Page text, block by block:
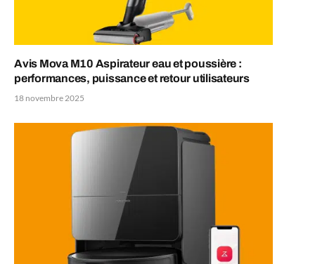
Avis Mova M10 Aspirateur eau et poussière :
performances, puissance et retour utilisateurs
18 novembre 2025